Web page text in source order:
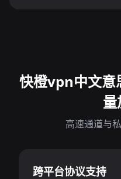
快橙vpn中文意
量
高速通道与
跨平台协议支持